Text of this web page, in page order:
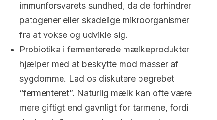
immunforsvarets sundhed, da de forhindrer
patogener eller skadelige mikroorganismer
fra at vokse og udvikle sig.
Probiotika i fermenterede mælkeprodukter
hjælper med at beskytte mod masser af
sygdomme. Lad os diskutere begrebet
“fermenteret”. Naturlig mælk kan ofte være
mere giftigt end gavnligt for tarmene, fordi